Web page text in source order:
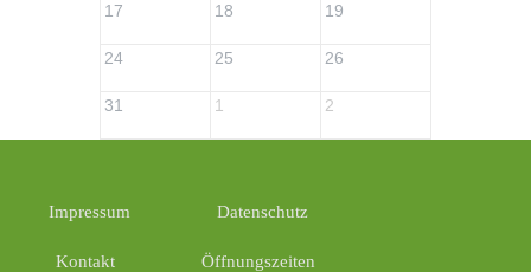
17 18 19
24 25 26
31 1 2
Impressum Datenschutz
Kontakt Öffnungszeiten